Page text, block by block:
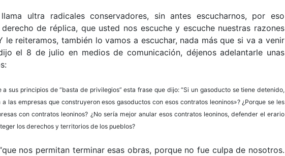
ultra radicales conservadores, sin antes escucharnos, por eso
de réplica, que usted nos escuche y escuche nuestras razones
le reiteramos, también lo vamos a escuchar, nada más que si va a venir
el 8 de julio en medios de comunicación, déjenos adelantarle unas
a sus principios de “basta de privilegios” esta frase que dijo: “Si un gasoducto se tiene detenido,
las empresas que construyeron esos gasoductos con esos contratos leoninos»? ¿Porque se les
con contratos leoninos? ¿No sería mejor anular esos contratos leoninos, defender el erario
los derechos y territorios de los pueblos?
nos permitan terminar esas obras, porque no fue culpa de nosotros.